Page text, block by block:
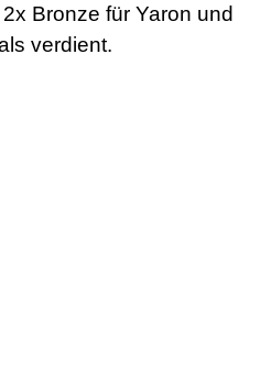
Bronze für Yaron und
verdient.